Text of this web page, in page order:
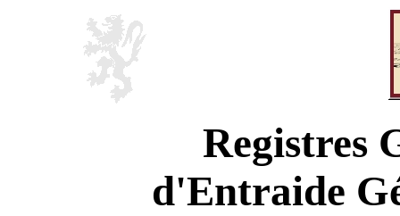
Registres
d'Entraide